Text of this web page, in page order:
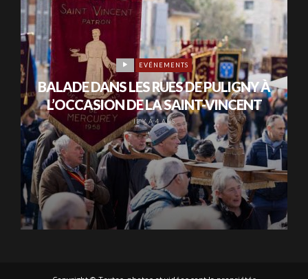
EVÉNEMENTS
BALADE DANS LES RUES DE PULIGNY À
L’OCCASION DE LA SAINT-VINCENT
IL Y A 4 ANS